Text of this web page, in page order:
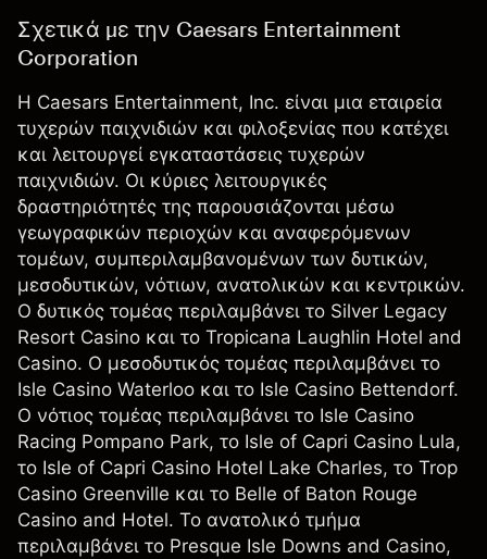
Σχετικά με την Caesars Entertainment
Corporation
Η Caesars Entertainment, Inc. είναι μια εταιρεία
τυχερών παιχνιδιών και φιλοξενίας που κατέχει
και λειτουργεί εγκαταστάσεις τυχερών
παιχνιδιών. Οι κύριες λειτουργικές
δραστηριότητές της παρουσιάζονται μέσω
γεωγραφικών περιοχών και αναφερόμενων
τομέων, συμπεριλαμβανομένων των δυτικών,
μεσοδυτικών, νότιων, ανατολικών και κεντρικών.
Ο δυτικός τομέας περιλαμβάνει το Silver Legacy
Resort Casino και το Tropicana Laughlin Hotel and
Casino. Ο μεσοδυτικός τομέας περιλαμβάνει το
Isle Casino Waterloo και το Isle Casino Bettendorf.
Ο νότιος τομέας περιλαμβάνει το Isle Casino
Racing Pompano Park, το Isle of Capri Casino Lula,
το Isle of Capri Casino Hotel Lake Charles, το Trop
Casino Greenville και το Belle of Baton Rouge
Casino and Hotel. Το ανατολικό τμήμα
περιλαμβάνει το Presque Isle Downs and Casino,